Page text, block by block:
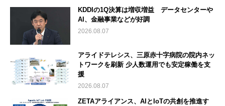
KDDIの1Q決算は増収増益 データセンターや
AI、金融事業などが好調
2026.08.07
アライドテレシス、三原赤十字病院の院内ネッ
トワークを刷新 少人数運用でも安定稼働を支
援
2026.08.07
ZETAアライアンス、AIとIoTの共創を推進す